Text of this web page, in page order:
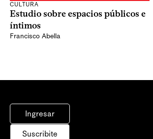
CULTURA
Estudio sobre espacios públicos e
íntimos
Francisco Abella
Ingresar
Suscribite